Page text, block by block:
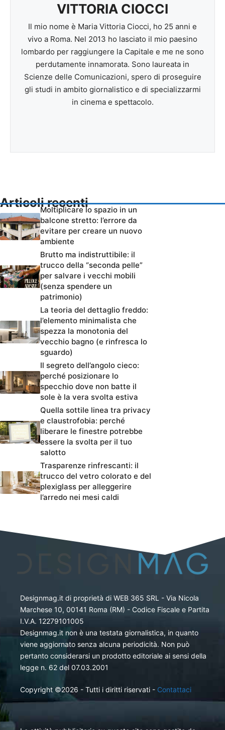
VITTORIA CIOCCI
Il mio nome è Maria Vittoria Ciocci, ho 25 anni e
vivo a Roma. Nel 2013 ho lasciato il mio paesino
lombardo per raggiungere la Capitale e me ne sono
perdutamente innamorata. Sono laureata in
Scienze delle Comunicazioni, spero di proseguire
gli studi in ambito giornalistico e di specializzarmi
in cinema e spettacolo.
Articoli recenti
Moltiplicare lo spazio in un
balcone stretto: l’errore da
evitare per creare un nuovo
ambiente
Brutto ma indistruttibile: il
trucco della “seconda pelle”
per salvare i vecchi mobili
(senza spendere un
patrimonio)
La teoria del dettaglio freddo:
l’elemento minimalista che
spezza la monotonia del
vecchio bagno (e rinfresca lo
sguardo)
Il segreto dell’angolo cieco:
perché posizionare lo
specchio dove non batte il
sole è la vera svolta estiva
Quella sottile linea tra privacy
e claustrofobia: perché
liberare le finestre potrebbe
essere la svolta per il tuo
salotto
Trasparenze rinfrescanti: il
trucco del vetro colorato e del
plexiglass per alleggerire
l’arredo nei mesi caldi
Designmag.it di proprietà di WEB 365 SRL - Via Nicola
Marchese 10, 00141 Roma (RM) - Codice Fiscale e Partita
I.V.A. 12279101005
Designmag.it non è una testata giornalistica, in quanto
viene aggiornato senza alcuna periodicità. Non può
pertanto considerarsi un prodotto editoriale ai sensi della
legge n. 62 del 07.03.2001
Copyright ©2026 - Tutti i diritti riservati - Contattaci